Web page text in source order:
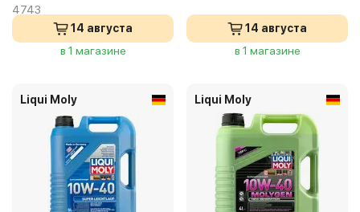
4743
14 августа
в 1 магазине
14 августа
в 1 магазине
Liqui Moly Liqui Moly